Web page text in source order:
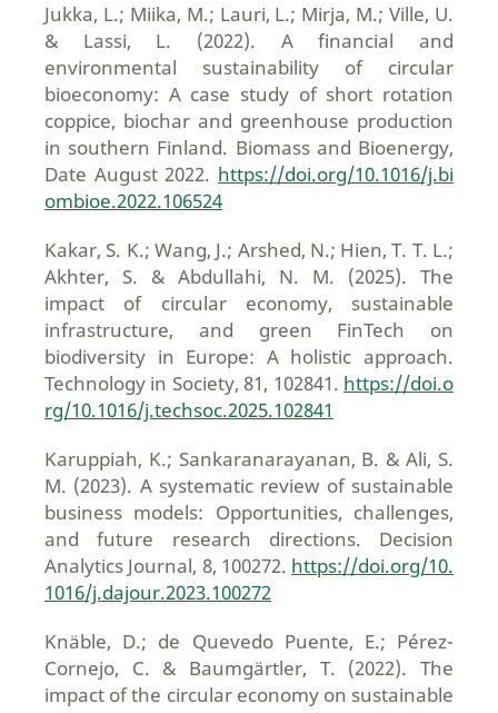
Jukka, L.; Miika, M.; Lauri, L.; Mirja, M.; Ville, U.
& Lassi, L. (2022). A financial and
environmental sustainability of circular
bioeconomy: A case study of short rotation
coppice, biochar and greenhouse production
in southern Finland. Biomass and Bioenergy,
Date August 2022. https://doi.org/10.1016/j.bi
ombioe.2022.106524
Kakar, S. K.; Wang, J.; Arshed, N.; Hien, T. T. L.;
Akhter, S. & Abdullahi, N. M. (2025). The
impact of circular economy, sustainable
infrastructure, and green FinTech on
biodiversity in Europe: A holistic approach.
Technology in Society, 81, 102841. https://doi.o
rg/10.1016/j.techsoc.2025.102841
Karuppiah, K.; Sankaranarayanan, B. & Ali, S.
M. (2023). A systematic review of sustainable
business models: Opportunities, challenges,
and future research directions. Decision
Analytics Journal, 8, 100272. https://doi.org/10.
1016/j.dajour.2023.100272
Knäble, D.; de Quevedo Puente, E.; Pérez-
Cornejo, C. & Baumgärtler, T. (2022). The
impact of the circular economy on sustainable